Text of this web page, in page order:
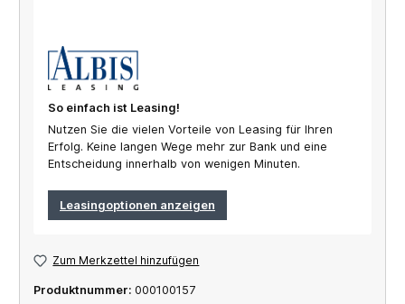
So einfach ist Leasing!
Nutzen Sie die vielen Vorteile von Leasing für Ihren
Erfolg. Keine langen Wege mehr zur Bank und eine
Entscheidung innerhalb von wenigen Minuten.
Leasingoptionen anzeigen
Zum Merkzettel hinzufügen
Produktnummer: 000100157